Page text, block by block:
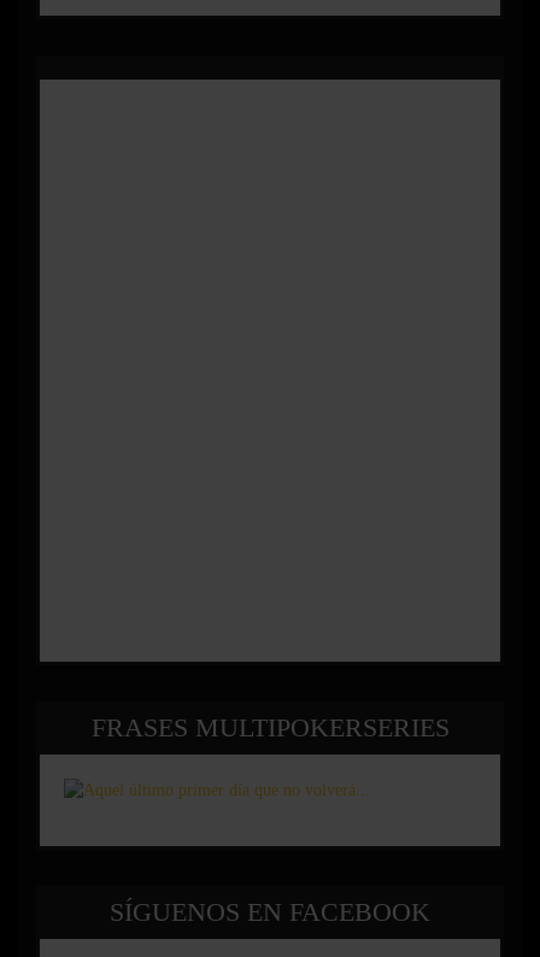
FRASES MULTIPOKERSERIES
SÍGUENOS EN FACEBOOK